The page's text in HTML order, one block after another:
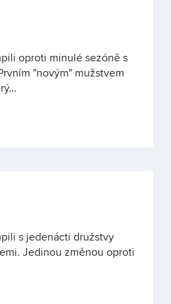
oproti minulé sezóně s
"novým" mužstvem
s jedenácti družstvy
Jedinou změnou oproti